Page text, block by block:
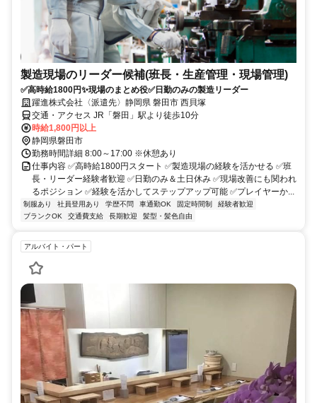
製造現場のリーダー候補(班長・生産管理・現場管理)
✅高時給1800円✨現場のまとめ役✅日勤のみの製造リーダー
躍進株式会社〈派遣先〉静岡県 磐田市 西貝塚
交通・アクセス JR「磐田」駅より徒歩10分
時給1,800円以上
静岡県磐田市
勤務時間詳細 8:00～17:00 ※休憩あり
仕事内容 ✅高時給1800円スタート ✅製造現場の経験を活かせる ✅班
長・リーダー経験者歓迎 ✅日勤のみ＆土日休み ✅現場改善にも関われ
るポジション ✅経験を活かしてステップアップ可能 ✅プレイヤーか...
制服あり 社員登用あり 学歴不問 車通勤OK 固定時間制
経験者歓迎
ブランクOK
交通費支給 長期歓迎 髪型・髪色自由
アルバイト・パート